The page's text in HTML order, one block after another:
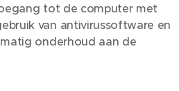
tot de computer met
van antivirussoftware en
onderhoud aan de